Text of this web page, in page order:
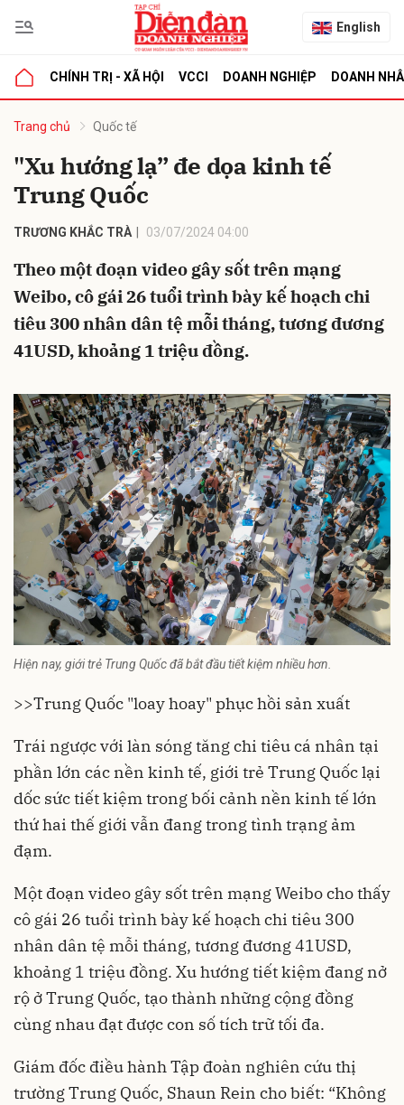
English
CHÍNH TRỊ - XÃ HỘI VCCI DOANH NGHIỆP DOANH
Trang chủ Quốc tế
"Xu hướng lạ” đe dọa kinh tế
Trung Quốc
TRƯƠNG KHẮC TRÀ 03/07/2024 04:00
Theo một đoạn video gây sốt trên mạng
Weibo, cô gái 26 tuổi trình bày kế hoạch chi
tiêu 300 nhân dân tệ mỗi tháng, tương đương
41USD, khoảng 1 triệu đồng.
Hiện nay, giới trẻ Trung Quốc đã bắt đầu tiết kiệm nhiều hơn.
>>Trung Quốc "loay hoay" phục hồi sản xuất
Trái ngược với làn sóng tăng chi tiêu cá nhân tại
phần lớn các nền kinh tế, giới trẻ Trung Quốclại
dốc sức tiết kiệm trong bối cảnh nền kinh tế lớn
thứ hai thế giới vẫn đang trong tình trạng ảm
đạm.
Một đoạn video gây sốt trên mạng Weibo cho thấy
cô gái 26 tuổi trình bày kế hoạch chi tiêu 300
nhân dân tệ mỗi tháng, tương đương 41USD,
khoảng 1 triệu đồng. Xu hướng tiết kiệm đang nở
rộ ở Trung Quốc, tạo thành những cộng đồng
cùng nhau đạt được con số tích trữ tối đa.
Giám đốc điều hành Tập đoàn nghiên cứuthị
trường Trung Quốc, Shaun Rein cho biết: “Không
luận
Hủy